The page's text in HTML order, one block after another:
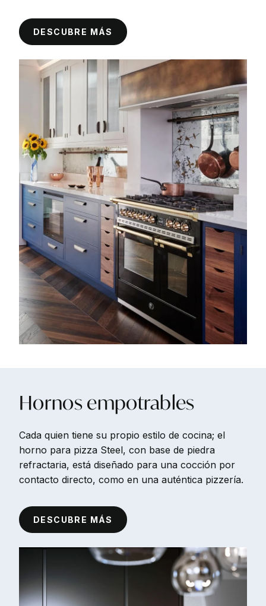
DESCUBRE MÁS
Hornosempotrables
Cada quien tiene su propio estilo de cocina; el
horno para pizza Steel, con base de piedra
refractaria, está diseñado para una cocción por
contacto directo, como en una auténtica pizzería.
DESCUBRE MÁS